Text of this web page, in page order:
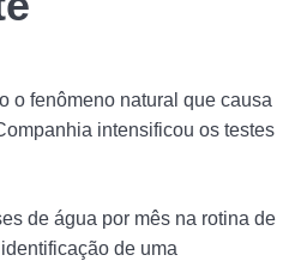
o fenômeno natural que causa
intensificou os testes
de água por mês na rotina de
de uma